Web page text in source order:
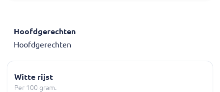
Hoofdgerechten
Hoofdgerechten
Witte rijst
Per 100 gram.